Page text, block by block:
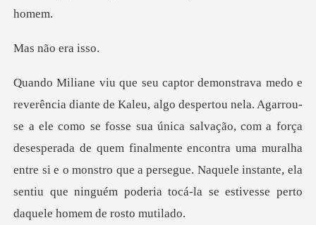
ão er
omo se fosse sua única salvação, com a força
desesperada de quem finalmente encontra uma muralha
entre si e o monstro qu